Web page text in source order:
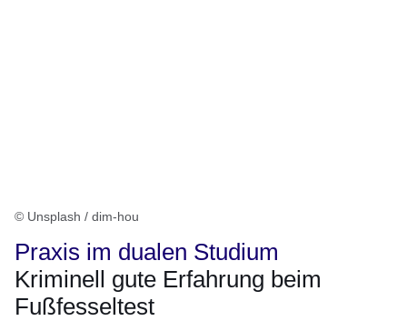
© Unsplash / dim-hou
Praxis im dualen Studium
Kriminell gute Erfahrung beim
Fußfesseltest